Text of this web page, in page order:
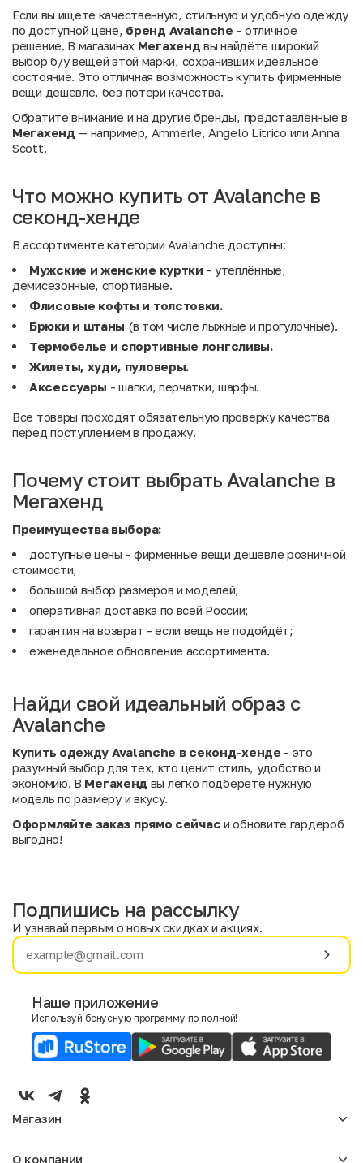
Если вы ищете качественную, стильную и удобную одежду
по доступной цене, бренд Avalanche - отличное
решение. В магазинах Мегахенд вы найдёте широкий
выбор б/у вещей этой марки, сохранивших идеальное
состояние. Это отличная возможность купить фирменные
вещи дешевле, без потери качества.
Обратите внимание и на другие бренды, представленные в
Мегахенд — например, Ammerle, Angelo Litrico или Anna
Scott.
Что можно купить от Avalanche в
секонд-хенде
В ассортименте категории Avalanche доступны:
Мужские и женские куртки - утеплённые,
демисезонные, спортивные.
Флисовые кофты и толстовки.
Брюки и штаны (в том числе лыжные и прогулочные).
Термобелье и спортивные лонгсливы.
Жилеты, худи, пуловеры.
Аксессуары - шапки, перчатки, шарфы.
Все товары проходят обязательную проверку качества
перед поступлением в продажу.
Почему стоит выбрать Avalanche в
Мегахенд
Преимущества выбора:
доступные цены - фирменные вещи дешевле розничной
стоимости;
большой выбор размеров и моделей;
оперативная доставка по всей России;
гарантия на возврат - если вещь не подойдёт;
еженедельное обновление ассортимента.
Найди свой идеальный образ с
Avalanche
Купить одежду Avalanche в секонд-хенде - это
разумный выбор для тех, кто ценит стиль, удобство и
экономию. В Мегахенд вы легко подберете нужную
модель по размеру и вкусу.
Оформляйте заказ прямо сейчас и обновите гардероб
выгодно!
Имя
E-mail
Мужской
Подпишись на рассылку
И узнавай первым о новых скидках и акциях.
Наше приложение
Используй бонусную программу по полной!
Магазин
О компании